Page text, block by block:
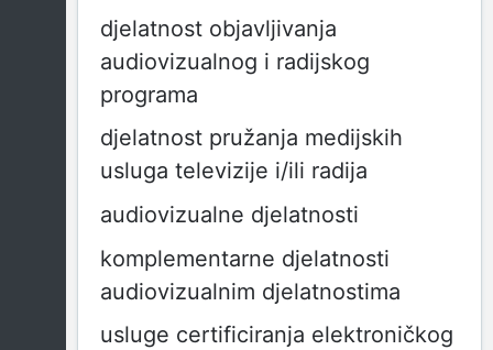
djelatnost objavljivanja
audiovizualnog i radijskog
programa
djelatnost pružanja medijskih
usluga televizije i/ili radija
audiovizualne djelatnosti
komplementarne djelatnosti
audiovizualnim djelatnostima
usluge certificiranja elektroničkog